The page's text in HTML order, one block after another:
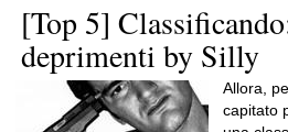
[Top 5]
deprimenti by Silly
Allora,
capitato